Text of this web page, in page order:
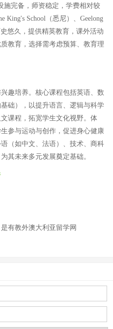
施完备，师资稳定，学费相对较
King's School（悉尼）、Geelong
悠久，提供精英教育，课外活动
教育，选择需考虑预算、教育理
趣培养。核心课程包括英语、数
础），以提升语言、逻辑与科学
课程，拓宽学生文化视野。体
参与运动与创作，促进身心健康
（如中文、法语）、技术、商科
其未来多元发展奠定基础。
有教外澳大利亚留学网